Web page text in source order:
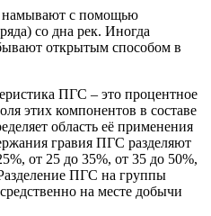
намывают с помощью
со дна рек. Иногда
открытым способом в
ПГС – это процентное
этих компонентов в составе
область её применения
гравия ПГС разделяют
от 25 до 35%, от 35 до 50%,
ПГС на группы
на месте добычи